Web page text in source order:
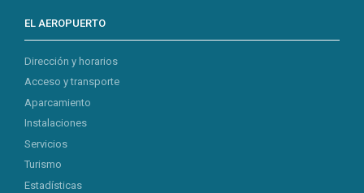
EL AEROPUERTO
Dirección y horarios
Acceso y transporte
Aparcamiento
Instalaciones
Servicios
Turismo
Estadísticas